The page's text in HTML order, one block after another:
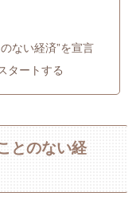
ない経済”を宣言
タートする
とのない経